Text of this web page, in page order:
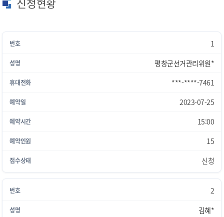
1
평창군선거관리위원*
***-****-7461
2023-07-25
15:00
15
신청
2
김혜*